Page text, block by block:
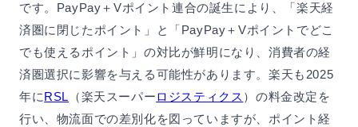
です。PayPay＋Vポイント連合の誕生により、「楽天経
済圏に閉じたポイント」と「PayPay＋Vポイントでどこ
でも使えるポイント」の対比が鮮明になり、消費者の経
済圏選択に影響を与える可能性があります。楽天も2025
年にRSL （楽天スーパーロジスティクス ）の料金改定を
行い、物流面での差別化を図っていますが、ポイント経